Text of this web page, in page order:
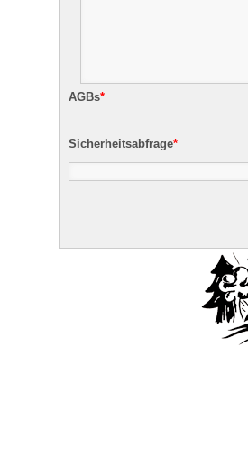
AGBs*
Sicherheitsabfrage*